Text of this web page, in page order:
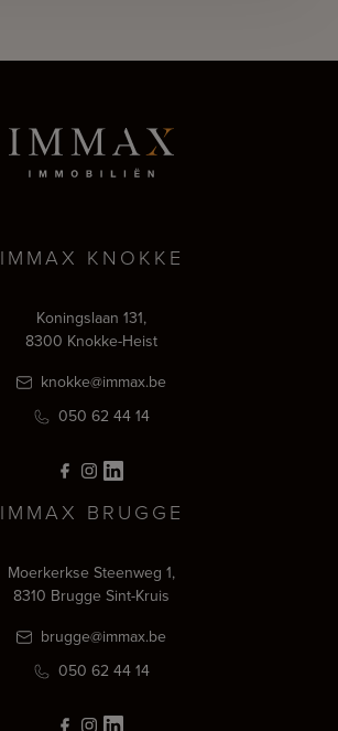
IMMAX KNOKKE
Koningslaan 131,
8300 Knokke-Heist
knokke@immax.be
050 62 44 14
IMMAX BRUGGE
Moerkerkse Steenweg 1,
8310 Brugge Sint-Kruis
brugge@immax.be
050 62 44 14